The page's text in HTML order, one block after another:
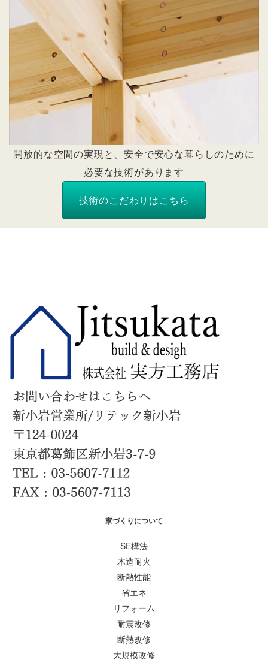
開放的な空間の実現と、安全で安心な暮らしのために
必要な技術があります
技術のこだわりはこちら
家づくりについて
SE構法
木造耐火
断熱性能
省エネ
リフォーム
耐震改修
断熱改修
大規模改修